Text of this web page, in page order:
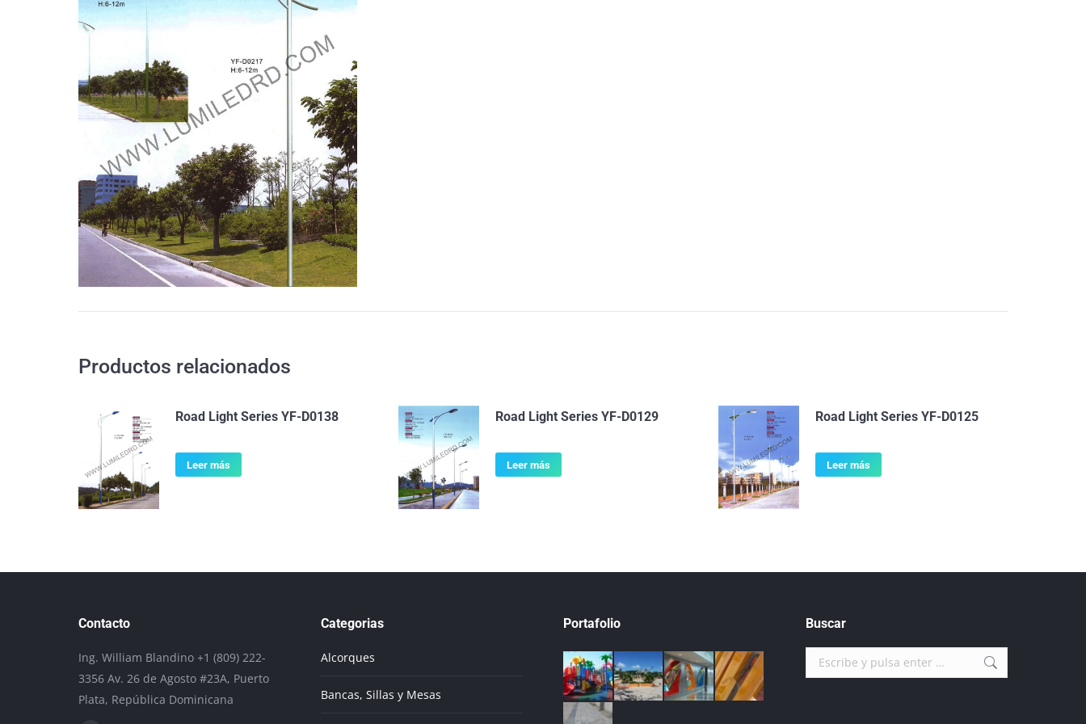
Productos relacionados
Road Light Series YF-D0138
Leer más
Road Light Series YF-D0129
Leer más
Road Light Series YF-D0125
Leer más
Contacto
Ing. William Blandino +1 (809) 222-
3356 Av. 26 de Agosto #23A, Puerto
Plata, República Dominicana
Categorias
Alcorques
Bancas, Sillas y Mesas
Portafolio Buscar
Buscar: